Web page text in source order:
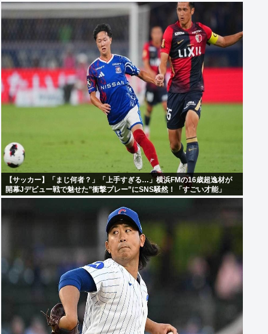
【サッカー】「まじ何者？」「上手すぎる…」横浜FMの16歳超逸材が
開幕Jデビュー戦で魅せた”衝撃プレー”にSNS騒然！「すごい才能」